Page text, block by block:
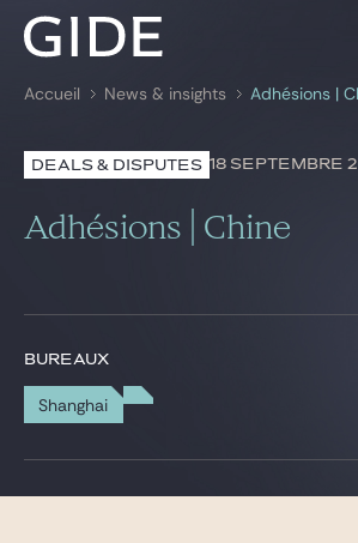
Rechercher par mots-
Avocats
Global
News & insights
Notre cabinet
Carrière
Accueil News & insights Adhésions |
DEALS & DISPUTES 18 SEPTEMBRE
Adhésions | Chine
BUREAUX
Shanghai